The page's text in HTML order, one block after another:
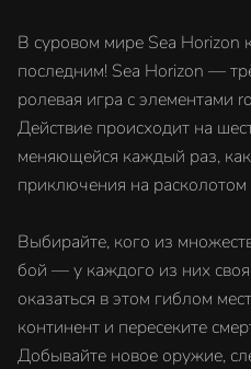
В суровом мире Sea Horizon
последним! Sea Horizon —
ролевая игра с элементами
Действие происходит на
меняющейся каждый раз,
приключения на
Выбирайте, кого из
бой — у каждого из них
оказаться в этом гиблом
континент и пересеките
Добывайте новое оружие,